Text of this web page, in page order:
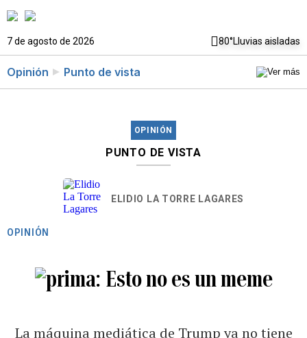
7 de agosto de 2026 80°Lluvias aisladas
Opinión Punto de vista
OPINIÓN
PUNTO DE VISTA
ELIDIO LA TORRE LAGARES
OPINIÓN
Esto no es un meme
La máquina mediática de Trump ya no tiene